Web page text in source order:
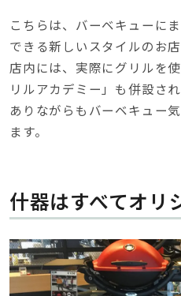
こちらは、バーベキューに
できる新しいスタイルのお店
店内には、実際にグリルを
リルアカデミー」も併設さ
ありながらもバーベキュー
ます。
什器はすべてオリ